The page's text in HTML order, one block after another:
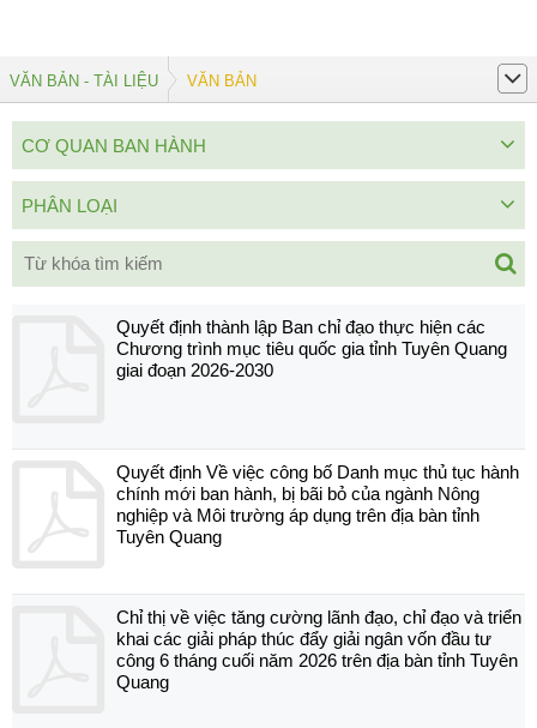
VĂN BẢN - TÀI LIỆU VĂN BẢN
CƠ QUAN BAN HÀNH
PHÂN LOẠI
Quyết định thành lập Ban chỉ đạo thực hiện các
Chương trình mục tiêu quốc gia tỉnh Tuyên Quang
giai đoạn 2026-2030
Quyết định Về việc công bố Danh mục thủ tục hành
chính mới ban hành, bị bãi bỏ của ngành Nông
nghiệp và Môi trường áp dụng trên địa bàn tỉnh
Tuyên Quang
Chỉ thị về việc tăng cường lãnh đạo, chỉ đạo và triển
khai các giải pháp thúc đẩy giải ngân vốn đầu tư
công 6 tháng cuối năm 2026 trên địa bàn tỉnh Tuyên
Quang